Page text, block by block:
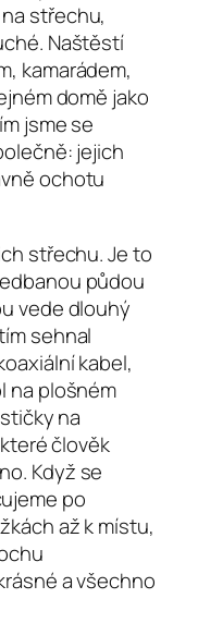
střechu,
Naštěstí
kamarádem,
domě jako
jsme se
jejich
ochotu
střechu. Je to
půdou
vede dlouhý
sehnal
kabel,
na plošném
na
člověk
Když se
po
až k místu,
a všechno